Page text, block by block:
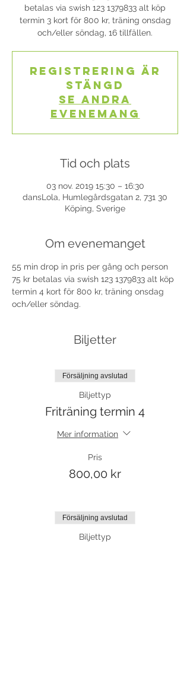
betalas via swish 123 1379833 alt köp
termin 3 kort för 800 kr, träning onsdag
och/eller söndag, 16 tillfällen.
Registrering är
stängd
Se andra
evenemang
Tid och plats
03 nov. 2019 15:30 – 16:30
dansLola, Humlegårdsgatan 2, 731 30
Köping, Sverige
Om evenemanget
55 min drop in pris per gång och person
75 kr betalas via swish 123 1379833 alt köp
termin 4 kort för 800 kr, träning onsdag
och/eller söndag.
Biljetter
Försäljning avslutad
Biljettyp
Friträning termin 4
Mer information
Pris
800,00 kr
Försäljning avslutad
Biljettyp